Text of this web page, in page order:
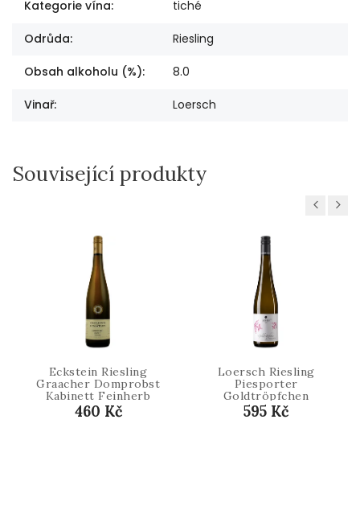
Kategorie vína: tiché
Odrůda: Riesling
Obsah alkoholu (%): 8.0
Vinař: Loersch
Související produkty
Previous
Eckstein Riesling
Graacher Domprobst
Kabinett Feinherb
2020
460 Kč
Loersch Riesling
Piesporter
Goldtröpfchen
kabinett 2021
595 Kč
Next